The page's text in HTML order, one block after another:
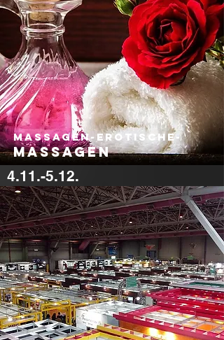
Massagen-erotische-
Massagen
4.11.-5.12.
600 €